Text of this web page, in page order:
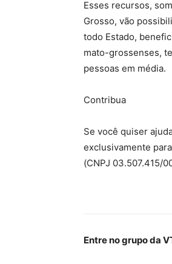
Esses recursos,
Grosso, vão
todo Estado,
mato-grossenses,
pessoas em média.
Contribua
Se você quiser
exclusivamente
(CNPJ 03.507.415/
Entre no grupo da